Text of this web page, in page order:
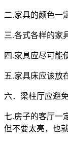
二.家具的颜色一
三.各式各样的家
四.家具应尽可能
五.家具床应该放
六．梁柱厅应避
七.房子的客厅一
但不要太亮，也